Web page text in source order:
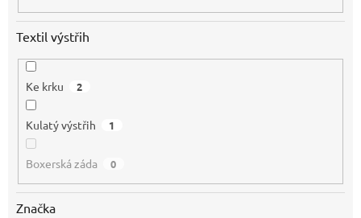
Textil výstřih
Ke krku 2
Kulatý výstřih 1
Boxerská záda 0
Značka